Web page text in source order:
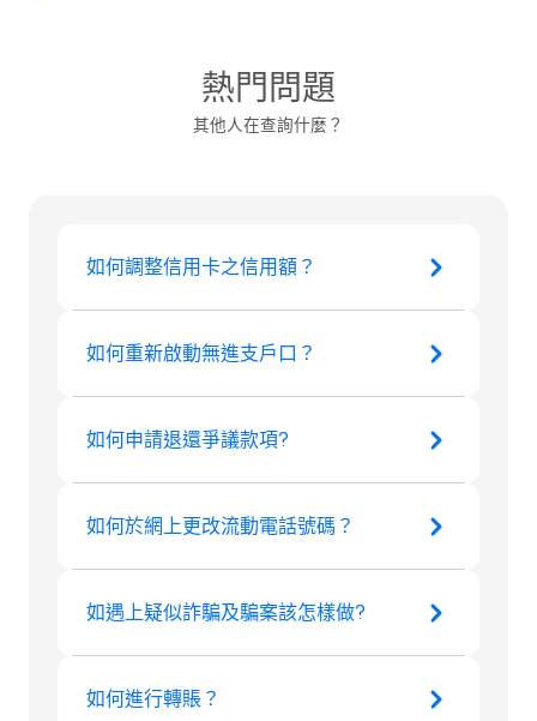
熱門問題
其他人在查詢什麼？
如何調整信用卡之信用額？
如何重新啟動無進支戶口？
如何申請退還爭議款項?
如何於網上更改流動電話號碼？
如遇上疑似詐騙及騙案該怎樣做?
如何進行轉賬？